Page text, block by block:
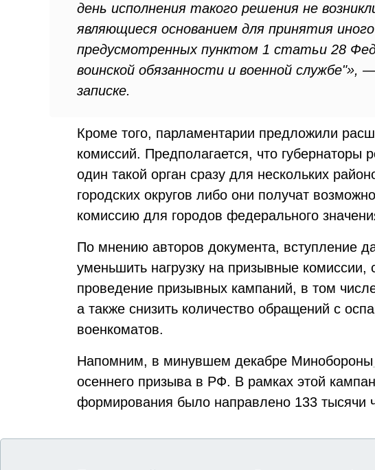
день исполнения такого решения не
являющиеся основанием для принятия
предусмотренных пунктом 1 статьи 28
воинской обязанности и военной службе"»,
записке.
Кроме того, парламентарии предложили
комиссий. Предполагается, что губернаторы
один такой орган сразу для нескольких
городских округов либо они получат
комиссию для городов федерального
По мнению авторов документа, вступление
уменьшить нагрузку на призывные комиссии,
проведение призывных кампаний, в том
а также снизить количество обращений с
военкоматов.
Напомним, в минувшем декабре Минобороны
осеннего призыва в РФ. В рамках этой
формирования было направлено 133 тысячи